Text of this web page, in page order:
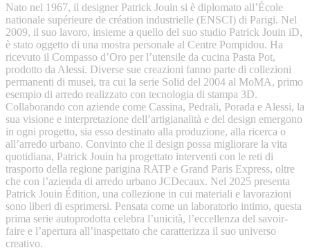
Nato nel 1967, il designer Patrick Jouin si è diplomato all’École
nationale supérieure de création industrielle (ENSCI) di Parigi. Nel
2009, il suo lavoro, insieme a quello del suo studio Patrick Jouin iD,
è stato oggetto di una mostra personale al Centre Pompidou. Ha
ricevuto il Compasso d’Oro per l’utensile da cucina Pasta Pot,
prodotto da Alessi. Diverse sue creazioni fanno parte di collezioni
permanenti di musei, tra cui la serie Solid del 2004 al MoMA, primo
esempio di arredo realizzato con tecnologia di stampa 3D.
Collaborando con aziende come Cassina, Pedrali, Porada e Alessi, la
sua visione e interpretazione dell’artigianalità e del design emergono
in ogni progetto, sia esso destinato alla produzione, alla ricerca o
all’arredo urbano. Convinto che il design possa migliorare la vita
quotidiana, Patrick Jouin ha progettato interventi con le reti di
trasporto della regione parigina RATP e Grand Paris Express, oltre
che con l’azienda di arredo urbano JCDecaux. Nel 2025 presenta
Patrick Jouin Édition, una collezione in cui materiali e lavorazioni
sono liberi di esprimersi. Pensata come un laboratorio intimo, questa
prima serie autoprodotta celebra l’unicità, l’eccellenza del savoir-
faire e l’apertura all’inaspettato che caratterizza il suo universo
creativo.